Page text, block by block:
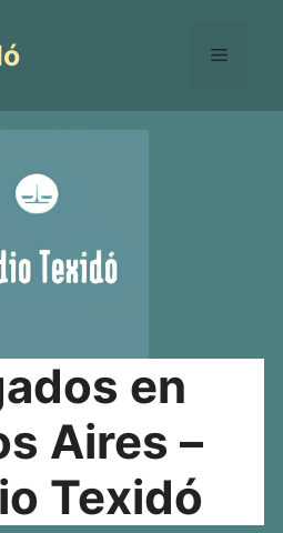
Menú
en
Aires –
Texidó